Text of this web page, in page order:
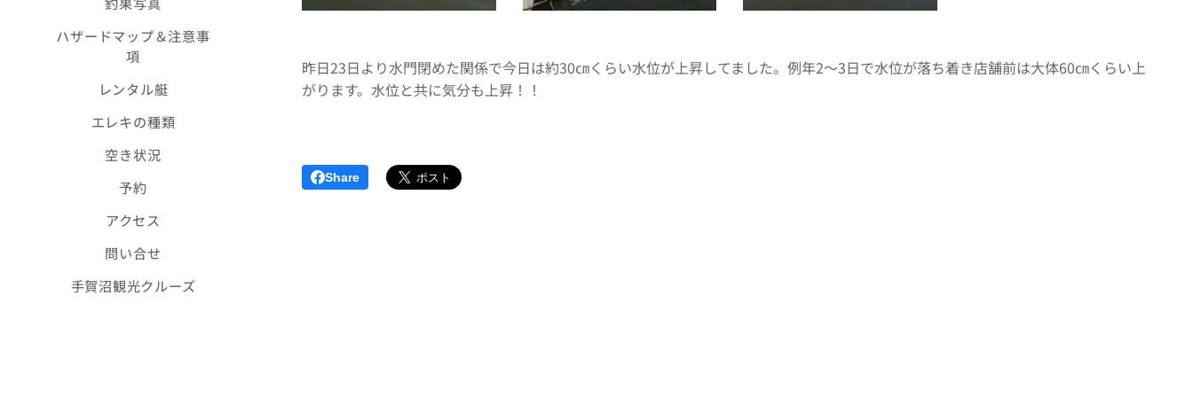
ハザードマップ＆注意事
項
レンタル艇
エレキの種類
空き状況
予約
アクセス
問い合せ
手賀沼観光クルーズ
昨日23日より水門閉めた関係で今日は約30㎝くらい水位が上昇してました。例年2～3日で水位が落ち着き店舗前は大体60㎝くらい上
がります。水位と共に気分も上昇！！
Share